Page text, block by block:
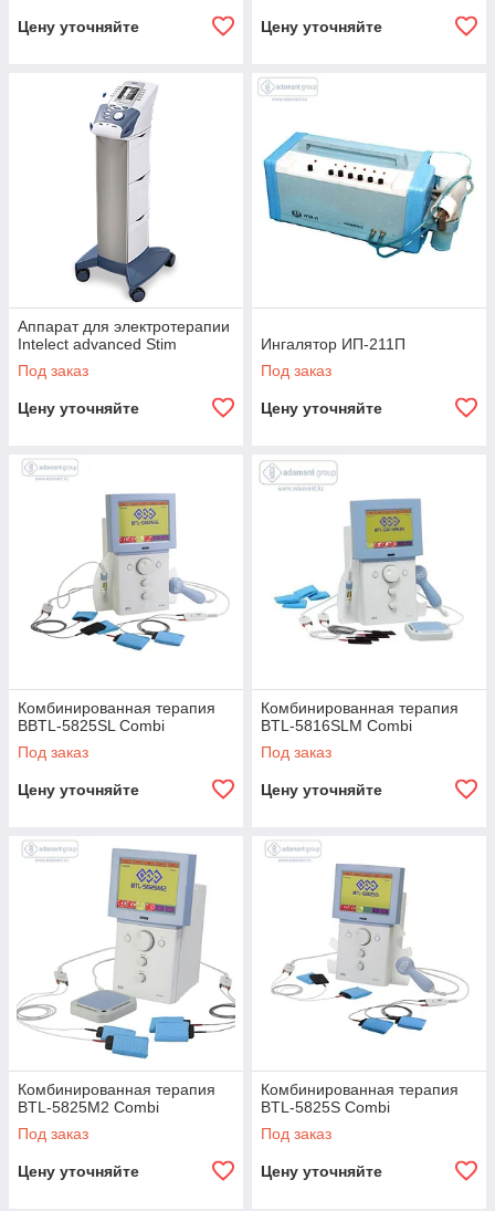
Цену уточняйте Цену уточняйте
Аппарат для электротерапии
Intelect advanced Stim
Под заказ
Цену уточняйте
Ингалятор ИП-211П
Под заказ
Цену уточняйте
Комбинированная терапия
BBTL-5825SL Combi
Под заказ
Цену уточняйте
Комбинированная терапия
BTL-5816SLM Combi
Под заказ
Цену уточняйте
Комбинированная терапия
BTL-5825M2 Combi
Под заказ
Цену уточняйте
Комбинированная терапия
BTL-5825S Combi
Под заказ
Цену уточняйте